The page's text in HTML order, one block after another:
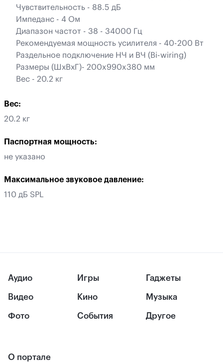
Чувствительность - 88.5 дБ
Импеданс - 4 Ом
Диапазон частот - 38 - 34000 Гц
Рекомендуемая мощность усилителя - 40-200 Вт
Раздельное подключение НЧ и ВЧ (Bi-wiring)
Размеры (ШхВхГ)- 200x990x380 мм
Вес - 20.2 кг
Вес:
20.2 кг
Паспортная мощность:
не указано
Максимальное звуковое давление:
110 дБ SPL
Аудио
Видео
Фото
Игры
Кино
События
Гаджеты
Музыка
Другое
О портале